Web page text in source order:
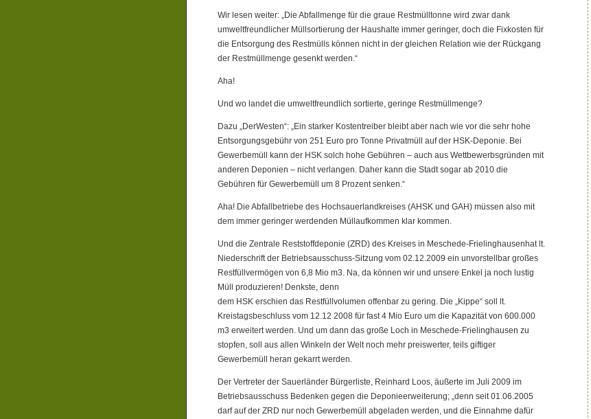
Wir lesen weiter: „Die Abfallmenge für die graue Restmülltonne wird zwar dank
umweltfreundlicher Müllsortierung der Haushalte immer geringer, doch die Fixkosten für
die Entsorgung des Restmülls können nicht in der gleichen Relation wie der Rückgang
der Restmüllmenge gesenkt werden.“
Aha!
Und wo landet die umweltfreundlich sortierte, geringe Restmüllmenge?
Dazu „DerWesten“: „Ein starker Kostentreiber bleibt aber nach wie vor die sehr hohe
Entsorgungsgebühr von 251 Euro pro Tonne Privatmüll auf der HSK-Deponie. Bei
Gewerbemüll kann der HSK solch hohe Gebühren – auch aus Wettbewerbsgründen mit
anderen Deponien – nicht verlangen. Daher kann die Stadt sogar ab 2010 die
Gebühren für Gewerbemüll um 8 Prozent senken.“
Aha! Die Abfallbetriebe des Hochsauerlandkreises (AHSK und GAH) müssen also mit
dem immer geringer werdenden Müllaufkommen klar kommen.
Und die Zentrale Reststoffdeponie (ZRD) des Kreises in Meschede-Frielinghausenhat lt.
Niederschrift der Betriebsausschuss-Sitzung vom 02.12.2009 ein unvorstellbar großes
Restfüllvermögen von 6,8 Mio m3. Na, da können wir und unsere Enkel ja noch lustig
Müll produzieren! Denkste, denn
dem HSK erschien das Restfüllvolumen offenbar zu gering. Die „Kippe“ soll lt.
Kreistagsbeschluss vom 12.12 2008 für fast 4 Mio Euro um die Kapazität von 600.000
m3 erweitert werden. Und um dann das große Loch in Meschede-Frielinghausen zu
stopfen, soll aus allen Winkeln der Welt noch mehr preiswerter, teils giftiger
Gewerbemüll heran gekarrt werden.
Der Vertreter der Sauerländer Bürgerliste, Reinhard Loos, äußerte im Juli 2009 im
Betriebsausschuss Bedenken gegen die Deponieerweiterung; „denn seit 01.06.2005
darf auf der ZRD nur noch Gewerbemüll abgeladen werden, und die Einnahme dafür